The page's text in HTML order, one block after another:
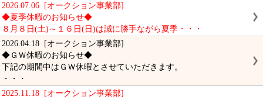
2026.07.06 [オークション事業部]
◆夏季休暇のお知らせ◆
８月８日(土)～１６日(日)は誠に勝手ながら夏季・・・
2026.04.18 [オークション事業部]
◆ＧＷ休暇のお知らせ◆
下記の期間中はＧＷ休暇とさせていただきます。
・・・
2025.11.18 [オークション事業部]